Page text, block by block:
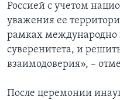
Россией с учетом
уважения ее
рамках
суверенитета, и
взаимодоверия», –
После церемонии